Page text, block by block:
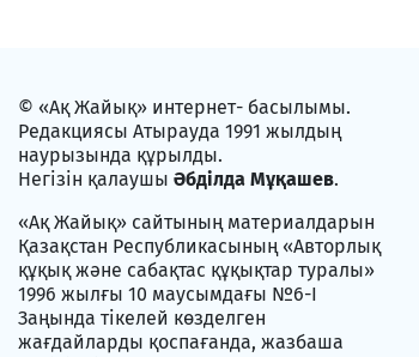
© «Ақ Жайық» интернет- басылымы.
Редакциясы Атырауда 1991 жылдың
наурызында құрылды.
Негізін қалаушы Әбділда Мұқашев.
«Ақ Жайық» сайтының материалдарын
Қазақстан Республикасының «Авторлық
құқық және сабақтас құқықтар туралы»
1996 жылғы 10 маусымдағы №6-I
Заңында тікелей көзделген
жағдайларды қоспағанда, жазбаша